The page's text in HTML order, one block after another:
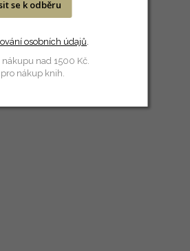
se k odběru
osobních údajů.
nad 1500 Kč.
nákup knih.